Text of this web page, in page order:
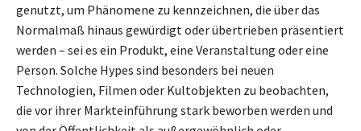
genutzt, um Phänomene zu kennzeichnen, die über das
Normalmaß hinaus gewürdigt oder übertrieben präsentiert
werden – sei es ein Produkt, eine Veranstaltung oder eine
Person. Solche Hypes sind besonders bei neuen
Technologien, Filmen oder Kultobjekten zu beobachten,
die vor ihrer Markteinführung stark beworben werden und